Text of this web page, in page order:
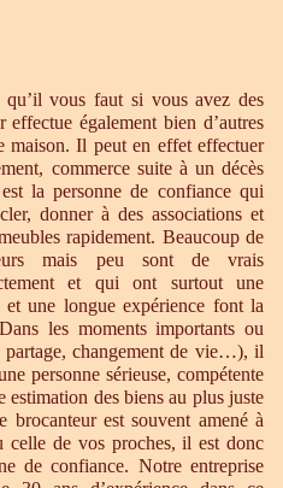
vous faut si vous avez des
également bien d’autres
maison. Il peut en effet effectuer
commerce suite à un décès
la personne de confiance qui
donner à des associations et
rapidement. Beaucoup de
mais peu sont de vrais
et qui ont surtout une
une longue expérience font la
les moments importants ou
changement de vie…), il
personne sérieuse, compétente
estimation des biens au plus juste
est souvent amené à
celle de vos proches, il est donc
de confiance. Notre entreprise